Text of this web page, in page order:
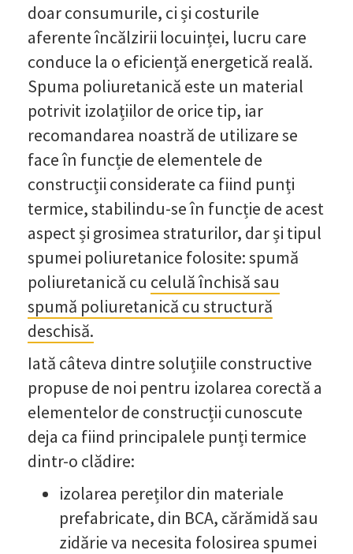
doar consumurile, ci și costurile
aferente încălzirii locuinței, lucru care
conduce la o eficiență energetică reală.
Spuma poliuretanică este un material
potrivit izolațiilor de orice tip, iar
recomandarea noastră de utilizare se
face în funcție de elementele de
construcții considerate ca fiind punți
termice, stabilindu-se în funcție de acest
aspect și grosimea straturilor, dar și tipul
spumei poliuretanice folosite: spumă
poliuretanică cu celulă închisă sau
spumă poliuretanică cu structură
deschisă.
Iată câteva dintre soluțiile constructive
propuse de noi pentru izolarea corectă a
elementelor de construcții cunoscute
deja ca fiind principalele punți termice
dintr-o clădire:
izolarea pereților din materiale
prefabricate, din BCA, cărămidă sau
zidărie va necesita folosirea spumei